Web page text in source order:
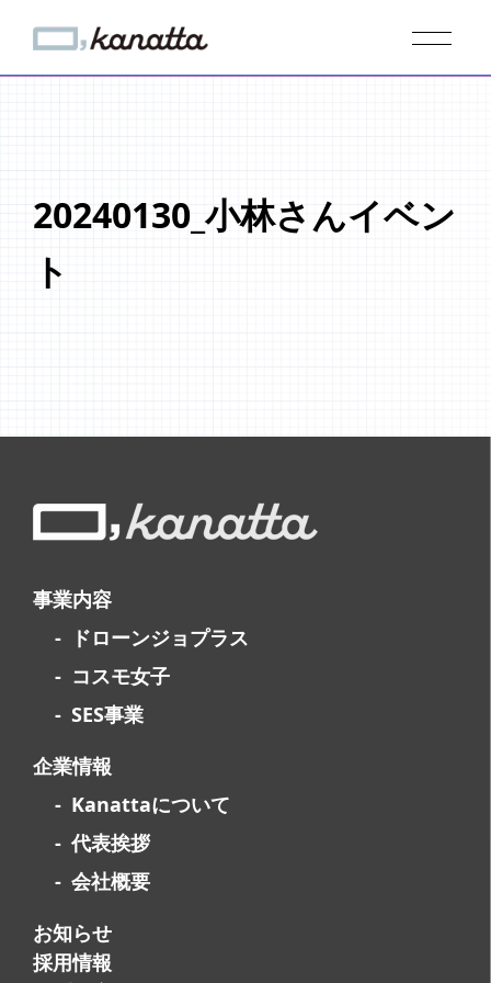
20240130_小林さんイベン
ト
事業内容
ドローンジョプラス
コスモ女子
SES事業
企業情報
Kanattaについて
代表挨拶
会社概要
お知らせ
採用情報